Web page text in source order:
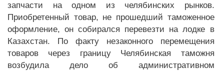
запчасти на одном из челябинских рынков.
Приобретенный товар, не прошедший таможенное
оформление, он собирался перевезти на лодке в
Казахстан. По факту незаконного перемещения
товаров через границу Челябинская таможня
возбудила дело об административном